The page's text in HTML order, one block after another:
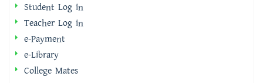
Student Log in
Teacher Log in
e-Payment
e-Library
College Mates